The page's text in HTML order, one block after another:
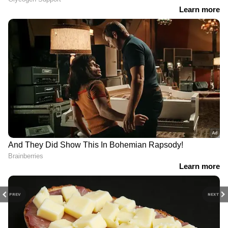
PREV NEXT
Related Articles
കേരളത്തിലെ എല്ലാ വാർത്തകൾKerala
News
അറിയാൻ എപ്പോഴും ഏഷ്യാനെറ്റ്
ന്യൂസ് വാർത്തകൾ.Malayalam News
തത്സമയ അപ്‌ഡേറ്റുകളും ആഴത്തിലുള്ള
വിശകലനവും സമഗ്രമായ റിപ്പോർട്ടിംഗും —
എല്ലാം ഒരൊറ്റ സ്ഥലത്ത്. ഏത് സമയത്തും,
എവിടെയും വിശ്വസനീയമായ വാർത്തകൾ
ലഭിക്കാൻAsianet News Malayalam